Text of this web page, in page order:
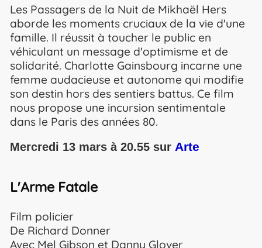
Les Passagers de la Nuit de Mikhaël Hers
aborde les moments cruciaux de la vie d'une
famille. Il réussit à toucher le public en
véhiculant un message d'optimisme et de
solidarité. Charlotte Gainsbourg incarne une
femme audacieuse et autonome qui modifie
son destin hors des sentiers battus. Ce film
nous propose une incursion sentimentale
dans le Paris des années 80.
Mercredi 13 mars à 20.55 sur Arte
L'Arme Fatale
Film policier
De Richard Donner
Avec Mel Gibson et Danny Glover